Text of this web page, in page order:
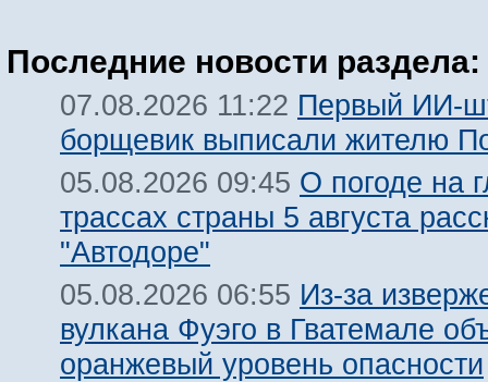
Последние новости раздела:
07.08.2026 11:22 Первый ИИ-
борщевик выписали жителю
05.08.2026 09:45 О погоде на
трассах страны 5 августа
"Автодоре"
05.08.2026 06:55 Из-за
вулкана Фуэго в Гватемале
оранжевый уровень опасности